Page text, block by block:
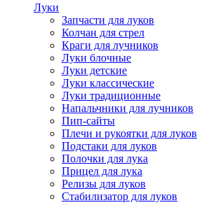
Луки
Запчасти для луков
Колчан для стрел
Краги для лучников
Луки блочные
Луки детские
Луки классические
Луки традиционные
Напальчники для лучников
Пип-сайты
Плечи и рукоятки для луков
Подстаки для луков
Полочки для лука
Прицел для лука
Релизы для луков
Стабилизатор для луков